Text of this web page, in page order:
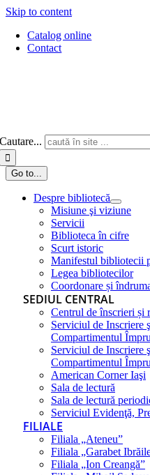
Skip to content
Catalog online
Contact
Cautare...
Go to...
Despre bibliotecă
Misiune şi viziune
Servicii
Biblioteca în cifre
Scurt istoric
Manifestul bibliotecii
Legea bibliotecilor
Coordonare și
SEDIUL CENTRAL
Centrul de înscrieri și
Serviciul de Inscriere
Compartimentul
Serviciul de Inscriere
Compartimentul
American Corner Iaşi
Sala de lectură
Sala de lectură
Serviciul Evidenţă,
FILIALE
Filiala „Ateneu”
Filiala „Garabet
Filiala „Ion Creangă”